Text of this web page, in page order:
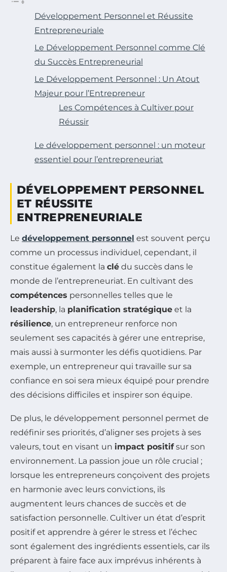
Développement Personnel et Réussite
Entrepreneuriale
Le Développement Personnel comme Clé
du Succès Entrepreneurial
Le Développement Personnel : Un Atout
Majeur pour l’Entrepreneur
Les Compétences à Cultiver pour
Réussir
Le développement personnel : un moteur
essentiel pour l’entrepreneuriat
DÉVELOPPEMENT PERSONNEL
ET RÉUSSITE
ENTREPRENEURIALE
Le développement personnel est souvent perçu
comme un processus individuel, cependant, il
constitue également la clé du succès dans le
monde de l’entrepreneuriat. En cultivant des
compétences personnelles telles que le
leadership, la planification stratégique et la
résilience, un entrepreneur renforce non
seulement ses capacités à gérer une entreprise,
mais aussi à surmonter les défis quotidiens. Par
exemple, un entrepreneur qui travaille sur sa
confiance en soi sera mieux équipé pour prendre
des décisions difficiles et inspirer son équipe.
De plus, le développement personnel permet de
redéfinir ses priorités, d’aligner ses projets à ses
valeurs, tout en visant un impact positifsur son
environnement. La passion joue un rôle crucial ;
lorsque les entrepreneurs conçoivent des projets
en harmonie avec leurs convictions, ils
augmentent leurs chances de succès et de
satisfaction personnelle. Cultiver un état d’esprit
positif et apprendre à gérer le stress et l’échec
sont également des ingrédients essentiels, car ils
préparent à faire face aux imprévus inhérents à